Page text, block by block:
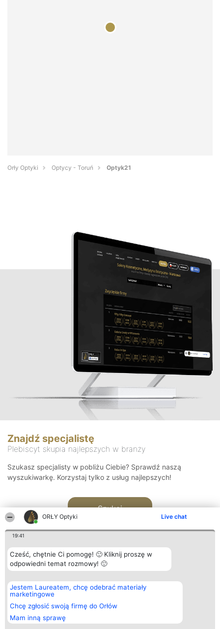
ORŁY Optyki Live chat
19:41
Cześć, chętnie Ci pomogę! 🙂 Kliknij proszę w
odpowiedni temat rozmowy! 🙂
Jestem Laureatem, chcę odebrać materiały
marketingowe
Chcę zgłosić swoją firmę do Orłów
Mam inną sprawę
Orły Optyki Optycy - Toruń Optyk21
Znajdź specjalistę
Plebiscyt skupia najlepszych w branży
Szukasz specjalisty w pobliżu Ciebie? Sprawdź naszą
wyszukiwarkę. Korzystaj tylko z usług najlepszych!
Szukaj
Organizator plebiscytu
Bright Side Solutions sp. z o.
o. sp. k.
ul. Ruska 22
Wrocław 50-079
KRS 0000749100 | Regon
381313360 | NIP 8943132676
Plebiscyt
Laureaci
wszystkich
Laureatów
Regulamin
Kontakt
Kontakt